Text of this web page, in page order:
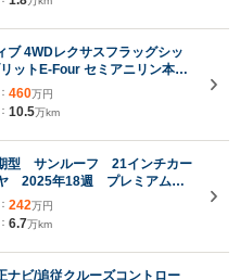
ブ 4WDレクサスフラッグシッ
ットE-Four セミアニリン本革
ルーフ 後席マッサージ機能 前
ンチレーション 後席電動リク
460万円
10.5万km
型 サンルーフ 21インチカー
2025年18週 プレミアムサ
セグ/CD/DVD/BT/USB) バッ
ター 電動リアシェード
242万円
6.7万km
ナビ/追従クルーズコントロー